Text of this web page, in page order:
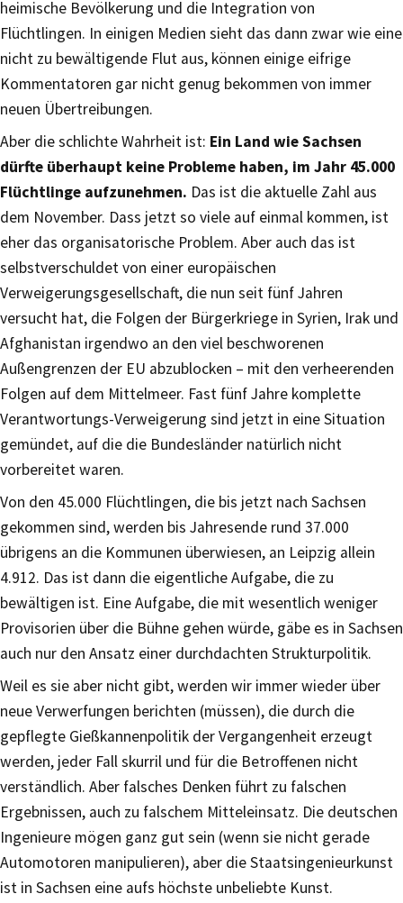
heimische Bevölkerung und die Integration von
Flüchtlingen. In einigen Medien sieht das dann zwar wie eine
nicht zu bewältigende Flut aus, können einige eifrige
Kommentatoren gar nicht genug bekommen von immer
neuen Übertreibungen.
Aber die schlichte Wahrheit ist: Ein Land wie Sachsen
dürfte überhaupt keine Probleme haben, im Jahr 45.000
Flüchtlinge aufzunehmen. Das ist die aktuelle Zahl aus
dem November. Dass jetzt so viele auf einmal kommen, ist
eher das organisatorische Problem. Aber auch das ist
selbstverschuldet von einer europäischen
Verweigerungsgesellschaft, die nun seit fünf Jahren
versucht hat, die Folgen der Bürgerkriege in Syrien, Irak und
Afghanistan irgendwo an den viel beschworenen
Außengrenzen der EU abzublocken – mit den verheerenden
Folgen auf dem Mittelmeer. Fast fünf Jahre komplette
Verantwortungs-Verweigerung sind jetzt in eine Situation
gemündet, auf die die Bundesländer natürlich nicht
vorbereitet waren.
Von den 45.000 Flüchtlingen, die bis jetzt nach Sachsen
gekommen sind, werden bis Jahresende rund 37.000
übrigens an die Kommunen überwiesen, an Leipzig allein
4.912. Das ist dann die eigentliche Aufgabe, die zu
bewältigen ist. Eine Aufgabe, die mit wesentlich weniger
Provisorien über die Bühne gehen würde, gäbe es in Sachsen
auch nur den Ansatz einer durchdachten Strukturpolitik.
Weil es sie aber nicht gibt, werden wir immer wieder über
neue Verwerfungen berichten (müssen), die durch die
gepflegte Gießkannenpolitik der Vergangenheit erzeugt
werden, jeder Fall skurril und für die Betroffenen nicht
verständlich. Aber falsches Denken führt zu falschen
Ergebnissen, auch zu falschem Mitteleinsatz. Die deutschen
Ingenieure mögen ganz gut sein (wenn sie nicht gerade
Automotoren manipulieren), aber die Staatsingenieurkunst
ist in Sachsen eine aufs höchste unbeliebte Kunst.